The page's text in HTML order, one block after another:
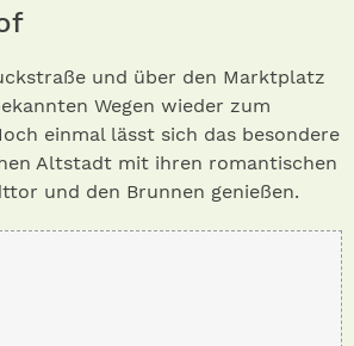
und über den Marktplatz
Wegen wieder zum
einmal lässt sich das besondere
Altstadt mit ihren romantischen
und den Brunnen genießen.